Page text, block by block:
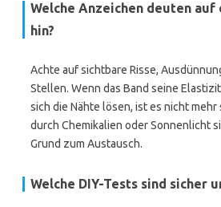
Welche Anzeichen deuten auf
hin?
Achte auf sichtbare Risse,
Stellen. Wenn das Band seine
sich die Nähte lösen, ist es nicht mehr
durch Chemikalien oder Sonnenlicht
Grund zum Austausch.
Welche DIY-Tests sind sicher